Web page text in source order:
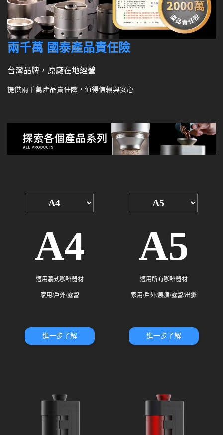
兩千萬 國泰產品責任險
台灣品牌，原廠在地經營
提供兩千萬產品責任險，值得信賴與安心
A4
適用義式咖啡器材
家用/戶外/露營
進一步了解
A5
適用所有咖啡器材
家用/戶外/展演/露營/出攤
進一步了解